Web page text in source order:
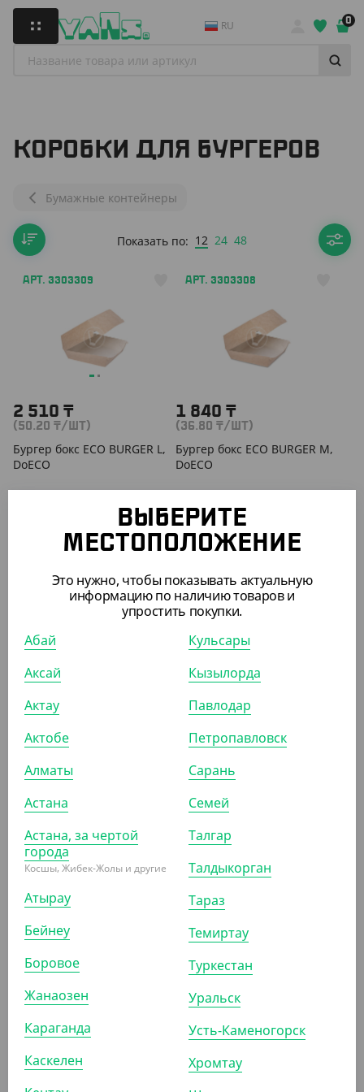
RU 0
КОРОБКИ ДЛЯ БУРГЕРОВ
Бумажные контейнеры
Показать по: 12 24 48
АРТ. 3303309
2 510 ₸
(50.20 ₸/ШТ)
Бургер бокс ECO BURGER L,
DoECO
АРТ. 3303308
1 840 ₸
(36.80 ₸/ШТ)
Бургер бокс ECO BURGER M,
DoECO
3 585
(71.70₸
Бургер бокс ECO BURGER XL,
DoECO
ВЫБЕРИТЕ
МЕСТОПОЛОЖЕНИЕ
Это нужно, чтобы показывать актуальную
информацию по наличию товаров и
упростить покупки.
Абай
Аксай
Актау
Актобе
Алматы
Астана
Астана, за чертой
города
Косшы, Жибек-Жолы и другие
Атырау
Бейнеу
Боровое
Жанаозен
Караганда
Каскелен
Кульсары
Кызылорда
Павлодар
Петропавловск
Сарань
Семей
Талгар
Талдыкорган
Тараз
Темиртау
Туркестан
Уральск
Усть-Каменогорск
Хромтау